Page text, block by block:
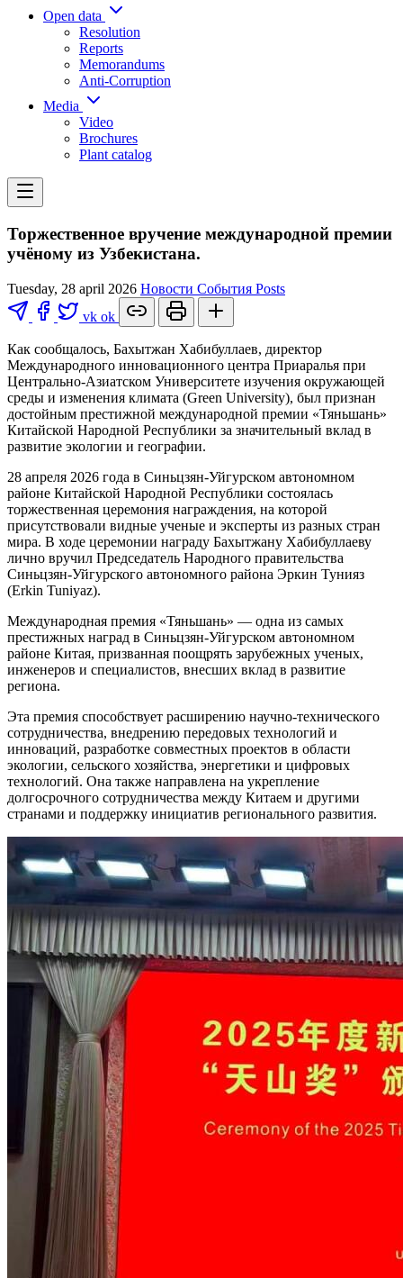
Open data
Resolution
Reports
Memorandums
Anti-Corruption
Media
Video
Brochures
Plant catalog
Торжественное вручение международной премии
учёному из Узбекистана.
Tuesday, 28 april 2026 Новости События Posts
vk ok
Как сообщалось, Бахытжан Хабибуллаев, директор
Международного инновационного центра Приаралья при
Центрально-Азиатском Университете изучения окружающей
среды и изменения климата (Green University), был признан
достойным престижной международной премии «Тяньшань»
Китайской Народной Республики за значительный вклад в
развитие экологии и географии.
28 апреля 2026 года в Синьцзян-Уйгурском автономном
районе Китайской Народной Республики состоялась
торжественная церемония награждения, на которой
присутствовали видные ученые и эксперты из разных стран
мира. В ходе церемонии награду Бахытжану Хабибуллаеву
лично вручил Председатель Народного правительства
Синьцзян-Уйгурского автономного района Эркин Тунияз
(Erkin Tuniyaz).
Международная премия «Тяньшань» — одна из самых
престижных наград в Синьцзян-Уйгурском автономном
районе Китая, призванная поощрять зарубежных ученых,
инженеров и специалистов, внесших вклад в развитие
региона.
Эта премия способствует расширению научно-технического
сотрудничества, внедрению передовых технологий и
инноваций, разработке совместных проектов в области
экологии, сельского хозяйства, энергетики и цифровых
технологий. Она также направлена на укрепление
долгосрочного сотрудничества между Китаем и другими
странами и поддержку инициатив регионального развития.